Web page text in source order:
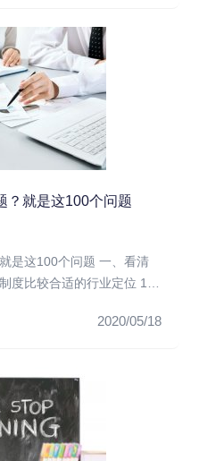
？就是这100个问题
是这100个问题 一、看清
度比较合适的行业定位 1、
2020/05/18